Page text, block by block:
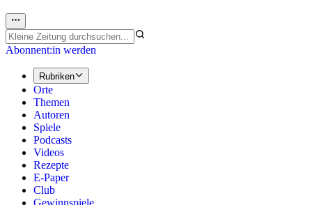
Abonnent:in werden
Rubriken
Orte
Themen
Autoren
Spiele
Podcasts
Videos
Rezepte
E-Paper
Club
Gewinnspiele